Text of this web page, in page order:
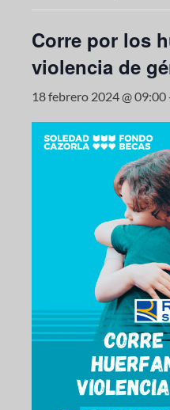
Corre por los
violencia de
18 febrero 2024 @ 09:00